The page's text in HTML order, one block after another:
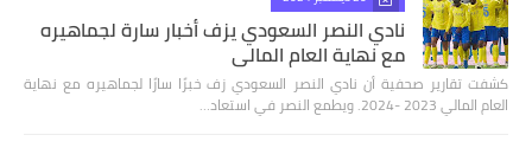
نادي النصر السعودي يزف أخبار سارة لجماهيره
مع نهاية العام المالي
كشفت تقارير صحفية أن نادي النصر السعودي زف خبرًا سارًا لجماهيره مع نهاية
العام المالي 2023 -2024. ويطمع النصر في استعاد…